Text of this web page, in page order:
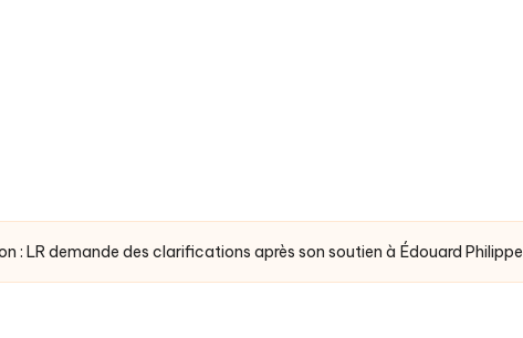
: LR demande des clarifications après son soutien à Édouard Philippe